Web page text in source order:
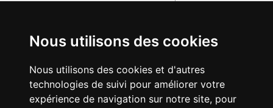
Nous utilisons des cookies
Nous utilisons des cookies et d'autres
technologies de suivi pour améliorer votre
expérience de navigation sur notre site, pour